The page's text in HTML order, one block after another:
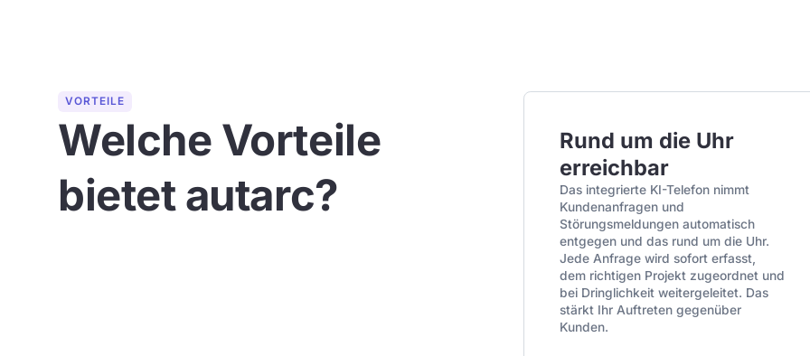
VORTEILE
Welche Vorteile
bietet autarc?
Rund um die Uhr
erreichbar
Das integrierte KI-Telefon nimmt
Kundenanfragen und
Störungsmeldungen automatisch
entgegen und das rund um die Uhr.
Jede Anfrage wird sofort erfasst,
dem richtigen Projekt zugeordnet und
bei Dringlichkeit weitergeleitet. Das
stärkt Ihr Auftreten gegenüber
Kunden.